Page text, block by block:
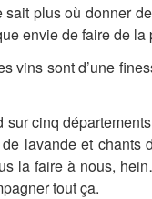
plus où donner
envie de faire de
vins sont d’une
cinq
lavande et
la faire à nous,
tout ça.